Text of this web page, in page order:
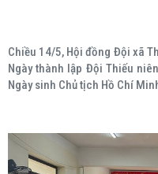
Chiều 14/5, Hội đồng Đội xã
Ngày thành lập Đội Thiếu
Ngày sinh Chủ tịch Hồ Chí